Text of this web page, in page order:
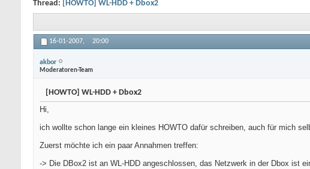
Thread: [HOWTO] WL-HDD + Dbox2
16-01-2007, 20:00
akbor
Moderatoren-Team
[HOWTO] WL-HDD + Dbox2
Hi,
ich wollte schon lange ein kleines HOWTO dafür schreiben, auch für mich
Zuerst möchte ich ein paar Annahmen treffen:
-> Die DBox2 ist an WL-HDD angeschlossen, das Netzwerk in der Dbox ist